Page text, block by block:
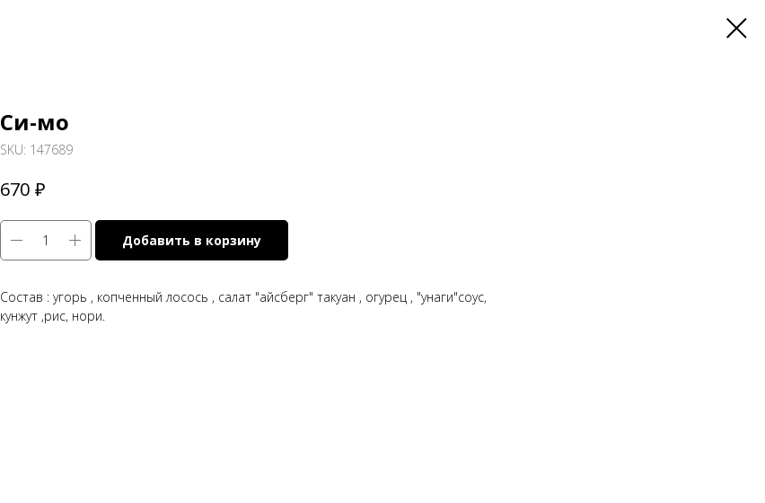
Си-мо
SKU: 147689
670 ₽
Добавить в корзину
Состав : угорь , копченный лосось , салат "айсберг" такуан , огурец , "унаги"соус,
кунжут ,рис, нори.